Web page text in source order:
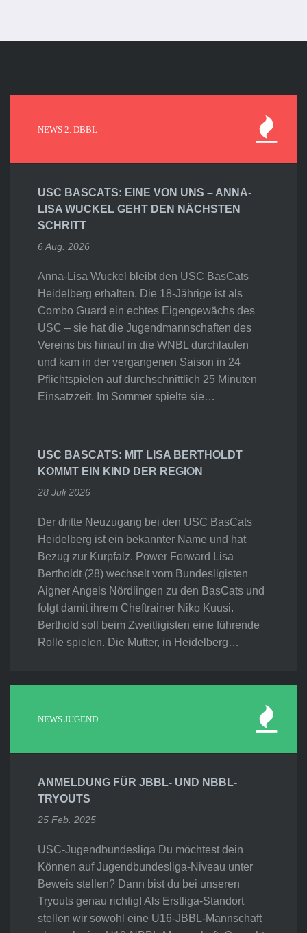
NEWS 2. DBBL
USC BASCATS: EINE VON UNS – ANNA-
LISA WUCKEL GEHT DEN NÄCHSTEN
SCHRITT
6 Aug. 2026
Anna-Lisa Wuckel bleibt den USC BasCats
Heidelberg erhalten. Die 18-Jährige ist als
Combo Guard ein echtes Eigengewächs des
USC – sie hat die Jugendmannschaften des
Vereins bis hinauf in die WNBL durchlaufen
und kam in der vergangenen Saison in 24
Pflichtspielen auf durchschnittlich 25 Minuten
Einsatzzeit. Im Sommer spielte sie…
USC BASCATS: MIT LISA BERTHOLDT
KOMMT EIN KIND DER REGION
28 Juli 2026
Der dritte Neuzugang bei den USC BasCats
Heidelberg ist ein bekannter Name und hat
Bezug zur Kurpfalz. Power Forward Lisa
Bertholdt (28) wechselt vom Bundesligisten
Aigner Angels Nördlingen zu den BasCats und
folgt damit ihrem Cheftrainer Niko Kuusi.
Berthold soll beim Zweitligisten eine führende
Rolle spielen. Die Mutter, in Heidelberg…
NEWS JUGEND
ANMELDUNG FÜR JBBL- UND NBBL-
TRYOUTS
25 Feb. 2025
USC-Jugendbundesliga Du möchtest dein
Können auf Jugendbundesliga-Niveau unter
Beweis stellen? Dann bist du bei unseren
Tryouts genau richtig! Als Erstliga-Standort
stellen wir sowohl eine U16-JBBL-Mannschaft